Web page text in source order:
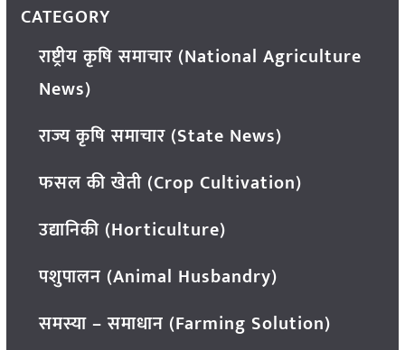
CATEGORY
राष्ट्रीय कृषि समाचार (National Agriculture
News)
राज्य कृषि समाचार (State News)
फसल की खेती (Crop Cultivation)
उद्यानिकी (Horticulture)
पशुपालन (Animal Husbandry)
समस्या – समाधान (Farming Solution)